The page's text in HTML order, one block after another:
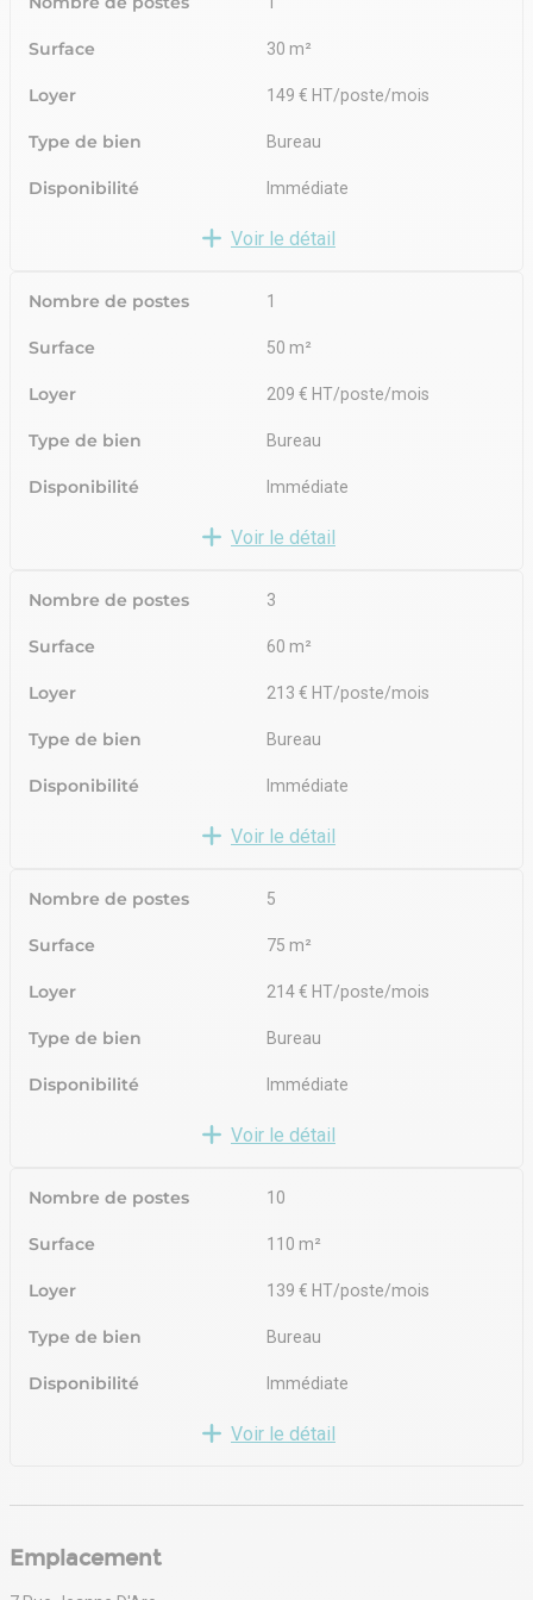
Surface 30 m²
Loyer 149 € HT/poste/mois
Type de bien Bureau
Disponibilité Immédiate
Voir le détail
Nombre de postes 1
Surface 50 m²
Loyer 209 € HT/poste/mois
Type de bien Bureau
Disponibilité Immédiate
Voir le détail
Nombre de postes 3
Surface 60 m²
Loyer 213 € HT/poste/mois
Type de bien Bureau
Disponibilité Immédiate
Voir le détail
Nombre de postes 5
Surface 75 m²
Loyer 214 € HT/poste/mois
Type de bien Bureau
Disponibilité Immédiate
Voir le détail
Nombre de postes 10
Surface 110 m²
Loyer 139 € HT/poste/mois
Type de bien Bureau
Disponibilité Immédiate
Voir le détail
Emplacement